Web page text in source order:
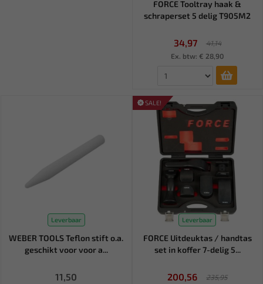
FORCE Tooltray haak &
schraperset 5 delig T905M2
34,97
41,14
Ex. btw: € 28,90
Leverbaar
WEBER TOOLS Teflon stift o.a.
geschikt voor voor a...
11,50
SALE!
Leverbaar
FORCE Uitdeuktas / handtas
set in koffer 7-delig 5...
200,56
235,95